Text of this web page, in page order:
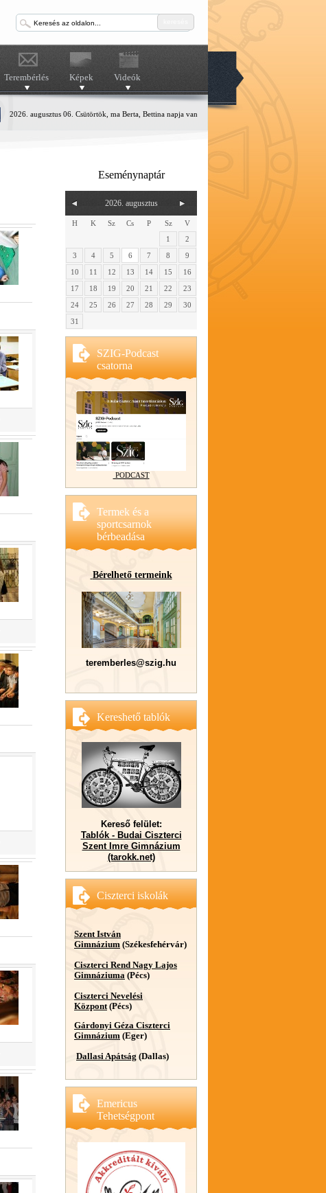
Terembérlés Képek Videók
2026. augusztus 06. Csütörtök, ma Berta, Bettina napja van
Eseménynaptár
2026. augusztus
H K Sz Cs P Sz
V
1
2
3
4 5 6 7 8
9
10
11 12 13 14 15
16
17
18 19 20 21 22
23
24
25 26 27 28 29
30
31
SZIG-Podcast
csatorna
PODCAST
Termek és a
sportcsarnok
bérbeadása
Bérelhető termeink
teremberles@szig.hu
Kereshető tablók
Kereső felület:
Tablók - Budai Ciszterci
Szent Imre Gimnázium
(tarokk.net)
Ciszterci iskolák
Szent István
Gimnázium (Székesfehérvár)
Ciszterci Rend Nagy Lajos
Gimnáziuma (Pécs)
Ciszterci Nevelési
Központ(Pécs)
Gárdonyi Géza Ciszterci
Gimnázium (Eger)
Dallasi Apátság (Dallas)
Emericus
Tehetségpont